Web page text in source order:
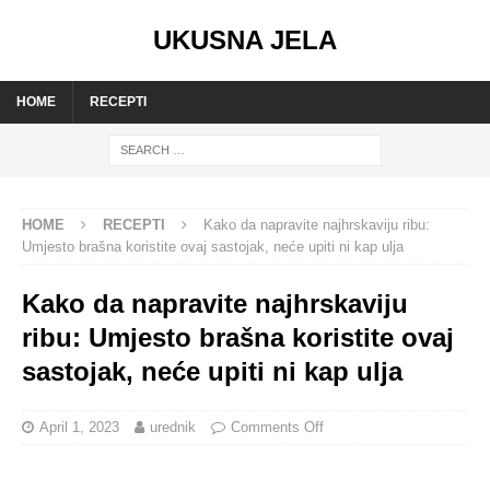
UKUSNA JELA
HOME RECEPTI
HOME RECEPTI
Kako da napravite najhrskaviju ribu:
Umjesto brašna koristite ovaj sastojak, neće upiti ni kap ulja
Kako da napravite najhrskaviju
ribu: Umjesto brašna koristite ovaj
sastojak, neće upiti ni kap ulja
April 1, 2023 urednik Comments Off